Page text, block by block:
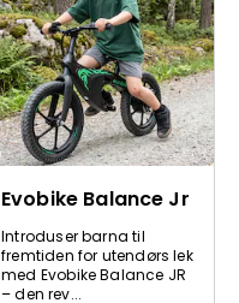
Evobike Balance Jr
Introduser barna til
fremtiden for utendørs lek
med Evobike Balance JR
– den rev...